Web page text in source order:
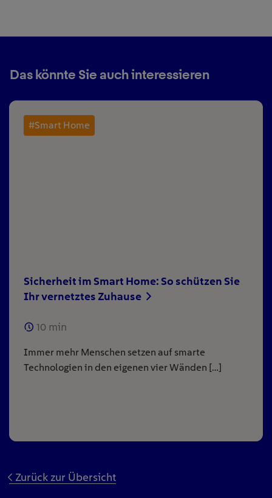
Das könnte Sie auch interessieren
#Smart Home
Sicherheit im Smart Home: So schützen Sie
Ihr vernetztes Zuhause
10 min
Immer mehr Menschen setzen auf smarte
Technologien in den eigenen vier Wänden […]
Zurück zur Übersicht